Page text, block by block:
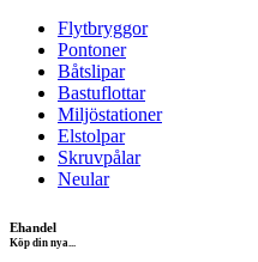
Flytbryggor
Pontoner
Båtslipar
Bastuflottar
Miljöstationer
Elstolpar
Skruvpålar
Neular
Ehandel
Köp din nya...